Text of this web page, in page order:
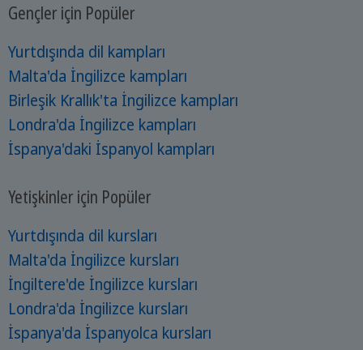
Gençler için Popüler
Yurtdışında dil kampları
Malta'da İngilizce kampları
Birleşik Krallık'ta İngilizce kampları
Londra'da İngilizce kampları
İspanya'daki İspanyol kampları
Yetişkinler için Popüler
Yurtdışında dil kursları
Malta'da İngilizce kursları
İngiltere'de İngilizce kursları
Londra'da İngilizce kursları
İspanya'da İspanyolca kursları